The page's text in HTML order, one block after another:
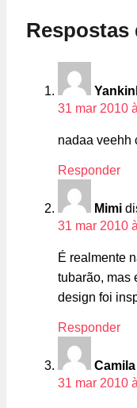
Respostas
31 mar 2010
nadaa veehh
Responder
Mimi
31 mar 2010
É realmente
tubarão, mas
design foi
Responder
31 mar 2010